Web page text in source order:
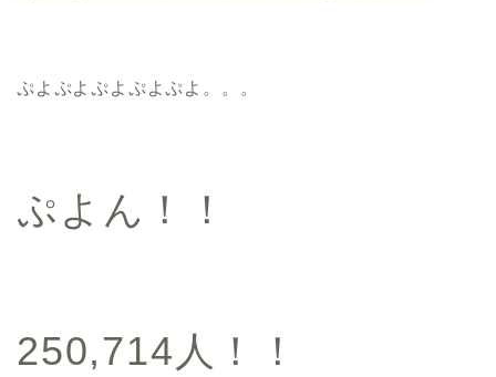
ぷよぷよぷよぷよぷよ。。。
ぷよん！！
250,714人！！